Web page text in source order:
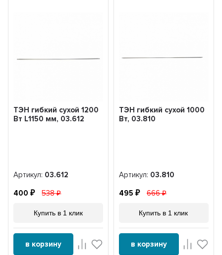
ТЭН гибкий сухой 1200
Вт L1150 мм, 03.612
Артикул: 03.612
400 538
Купить в 1 клик
в корзину
ТЭН гибкий сухой 1000
Вт, 03.810
Артикул: 03.810
495 666
Купить в 1 клик
в корзину